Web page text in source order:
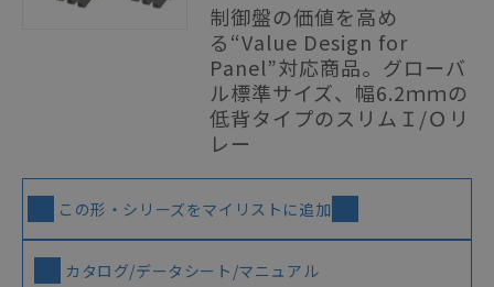
制御盤の価値を高め
る“Value Design for
Panel”対応商品。グローバ
ル標準サイズ、幅6.2ｍｍの
低背タイプのスリムＩ/Ｏリ
レー
この形・シリーズをマイリストに追加
カタログ/データシート/マニュアル